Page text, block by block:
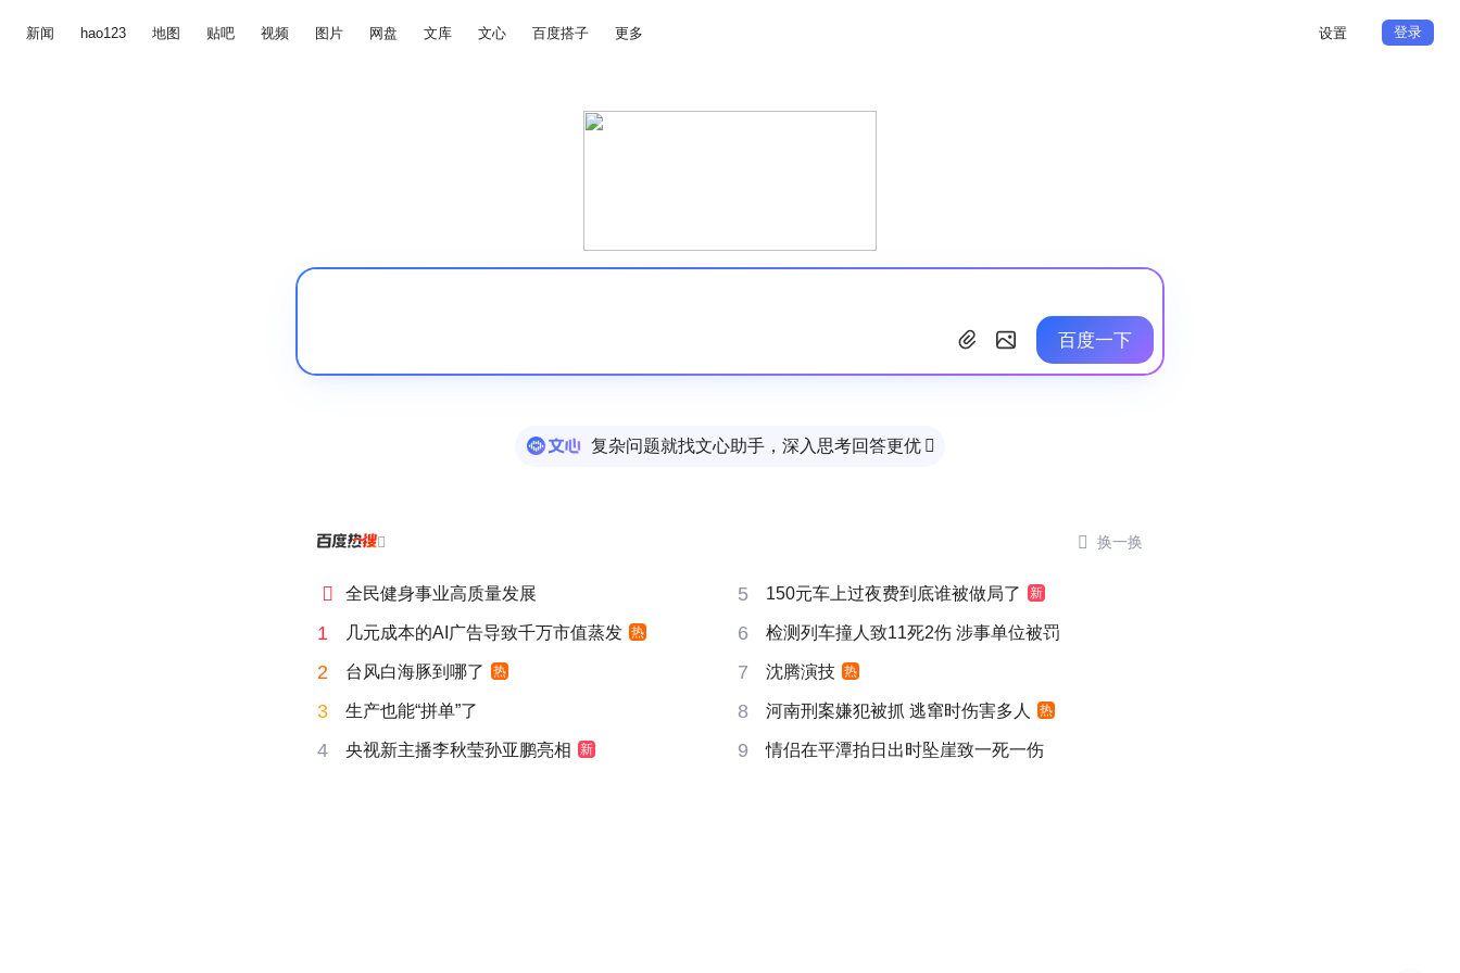
新闻 hao123 地图 贴吧 视频 图片 网盘 文库 文心 百度搭子 更多 设置 登录
百度一下
复杂问题就找文心助手，深入思考回答更优 
  换一换
 全民健身事业高质量发展 5 150元车上过夜费到底谁被做局了 新
1 几元成本的AI广告导致千万市值蒸发 热 6 检测列车撞人致11死2伤 涉事单位被罚
2 台风白海豚到哪了 热 7 沈腾演技 热
3 生产也能“拼单”了 8 河南刑案嫌犯被抓 逃窜时伤害多人 热
4 央视新主播李秋莹孙亚鹏亮相 新 9 情侣在平潭拍日出时坠崖致一死一伤